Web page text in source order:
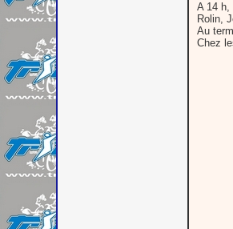
A 14 h,
Rolin,
Au
Chez